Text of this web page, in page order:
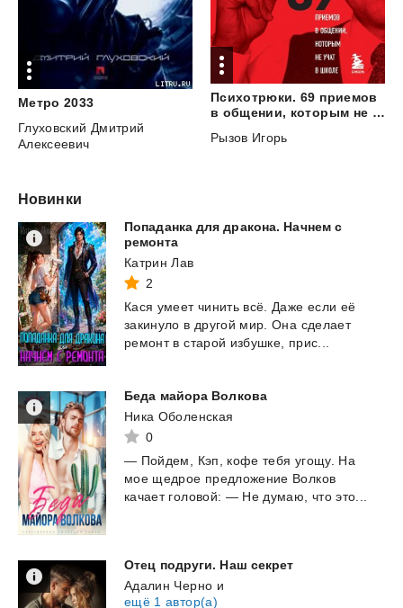
Метро 2033
Глуховский Дмитрий
Алексеевич
Психотрюки. 69 приемов
в общении, которым не учат в школе
Рызов Игорь
Новинки
Попаданка для дракона. Начнем с
ремонта
Катрин Лав
2
Кася умеет чинить всё. Даже если её
закинуло в другой мир. Она сделает
ремонт в старой избушке, прис...
Беда майора Волкова
Ника Оболенская
0
— Пойдем, Кэп, кофе тебя угощу. На
мое щедрое предложение Волков
качает головой: — Не думаю, что это...
Отец подруги. Наш секрет
Адалин Черно и
ещё 1 автор(а)